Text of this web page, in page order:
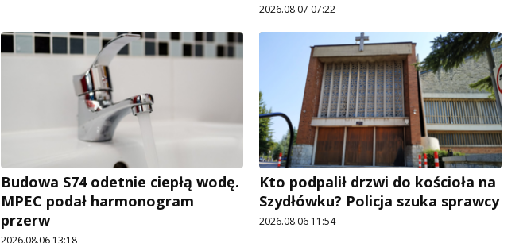
2026.08.07 07:22
Budowa S74 odetnie ciepłą wodę.
MPEC podał harmonogram
przerw
Kto podpalił drzwi do kościoła na
Szydłówku? Policja szuka sprawcy
2026.08.06 11:54